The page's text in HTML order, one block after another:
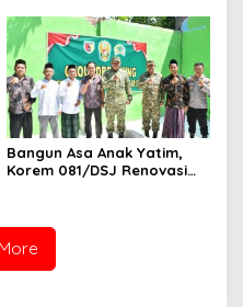
Bangun Asa Anak Yatim,
Korem 081/DSJ Renovasi